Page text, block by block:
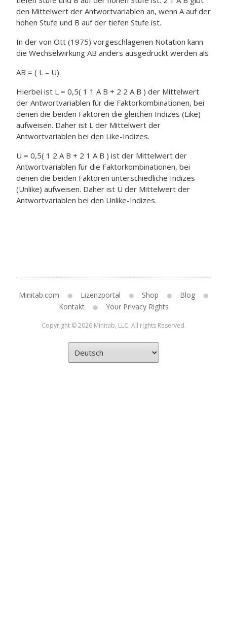
den Mittelwert der Antwortvariablen an, wenn A auf der
hohen Stufe und B auf der tiefen Stufe ist.
In der von Ott (1975) vorgeschlagenen Notation kann
die Wechselwirkung AB anders ausgedrückt werden als
AB = ( L – U)
Hierbei ist L = 0,5( 1 1 A B + 2 2 A B ) der Mittelwert
der Antwortvariablen für die Faktorkombinationen, bei
denen die beiden Faktoren die gleichen Indizes (Like)
aufweisen. Daher ist L der Mittelwert der
Antwortvariablen bei den Like-Indizes.
U = 0,5( 1 2 A B + 2 1 A B ) ist der Mittelwert der
Antwortvariablen für die Faktorkombinationen, bei
denen die beiden Faktoren unterschiedliche Indizes
(Unlike) aufweisen. Daher ist U der Mittelwert der
Antwortvariablen bei den Unlike-Indizes.
Minitab.com Lizenzportal Shop
Blog
Kontakt
Your Privacy Rights
Copyright © 2026 Minitab, LLC. All rights Reserved.